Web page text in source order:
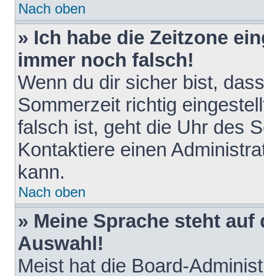
Nach oben
» Ich habe die Zeitzone
immer noch falsch!
Wenn du dir sicher bist,
Sommerzeit richtig
falsch ist, geht die Uhr des
Kontaktiere einen
kann.
Nach oben
» Meine Sprache steht
Auswahl!
Meist hat die Board-